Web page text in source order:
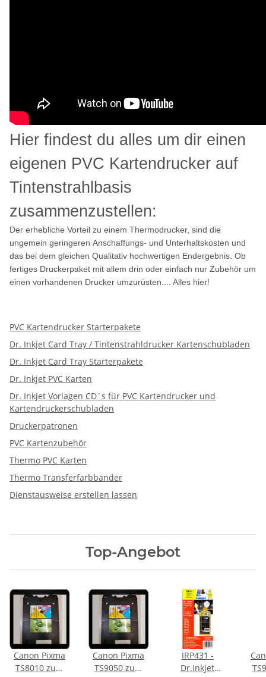
Hier findest du alles um dir einen
eigenen PVC Kartendrucker auf
Tintenstrahlbasis
zusammenzustellen:
Der erhebliche Vorteil zu einem Thermodrucker, sind die
ungemein geringeren Anschaffungs- und Unterhaltskosten und
das bei dem gleichen Qualitativ hochwertigen Endergebnis. Ob
fertiges Druckerpaket mit allem drin oder einfach nur Zubehör um
einen vorhandenen Drucker umzurüsten.... Alles hier!
PVC Kartendrucker Starterpakete
Dr. Inkjet Card Tray / Tintenstrahldrucker Kartenschubladen
Dr. Inkjet Card Tray Starterpakete
Dr. Inkjet PVC Karten
Dr. Inkjet Vorlagen CD`s für PVC Kartendrucker und
Kartendruckerschubladen
Druckerpatronen
PVC Kartenzubehör
Thermo PVC Karten
Thermo Transferfarbbänder
Dienstausweise erstellen lassen
Top-Angebot
Canon Pixma
TS8010 zum
Canon Pixma
TS9050 zum
IRP431 -
Dr.Inkjet